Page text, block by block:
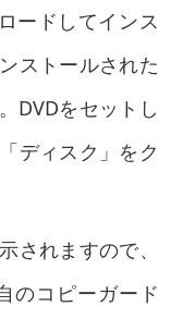
ードしてインス
ストールされた
DVDをセットし
ディスク」をク
されますので、
のコピーガード